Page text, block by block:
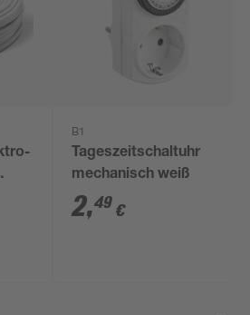
B1
Tageszeitschaltuhr
mechanisch weiß
2,49 €